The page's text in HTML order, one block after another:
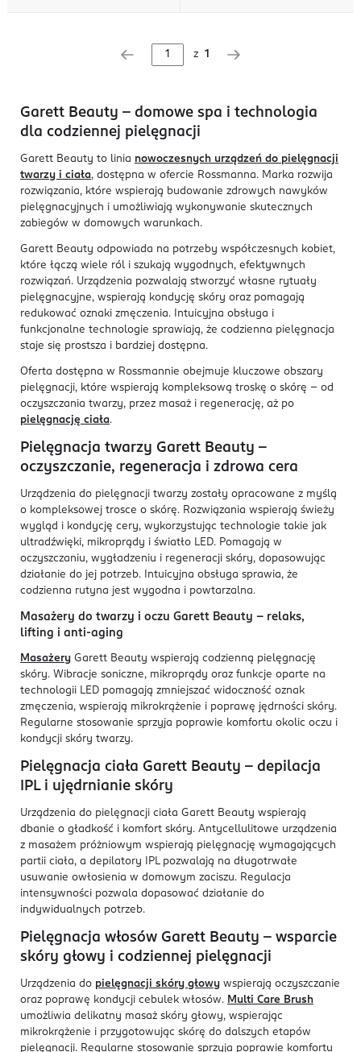
z 1
Garett Beauty – domowe spa i technologia
dla codziennej pielęgnacji
Garett Beauty to linia nowoczesnych urządzeń do pielęgnacji
twarzy i ciała, dostępna w ofercie Rossmanna. Marka rozwija
rozwiązania, które wspierają budowanie zdrowych nawyków
pielęgnacyjnych i umożliwiają wykonywanie skutecznych
zabiegów w domowych warunkach.
Garett Beauty odpowiada na potrzeby współczesnych kobiet,
które łączą wiele ról i szukają wygodnych, efektywnych
rozwiązań. Urządzenia pozwalają stworzyć własne rytuały
pielęgnacyjne, wspierają kondycję skóry oraz pomagają
redukować oznaki zmęczenia. Intuicyjna obsługa i
funkcjonalne technologie sprawiają, że codzienna pielęgnacja
staje się prostsza i bardziej dostępna.
Oferta dostępna w Rossmannie obejmuje kluczowe obszary
pielęgnacji, które wspierają kompleksową troskę o skórę – od
oczyszczania twarzy, przez masaż i regenerację, aż po
pielęgnację ciała.
Pielęgnacja twarzy Garett Beauty –
oczyszczanie, regeneracja i zdrowa cera
Urządzenia do pielęgnacji twarzy zostały opracowane z myślą
o kompleksowej trosce o skórę. Rozwiązania wspierają świeży
wygląd i kondycję cery, wykorzystując technologie takie jak
ultradźwięki, mikroprądy i światło LED. Pomagają w
oczyszczaniu, wygładzeniu i regeneracji skóry, dopasowując
działanie do jej potrzeb. Intuicyjna obsługa sprawia, że
codzienna rutyna jest wygodna i powtarzalna.
Masażery do twarzy i oczu Garett Beauty – relaks,
lifting i anti-aging
Masażery Garett Beauty wspierają codzienną pielęgnację
skóry. Wibracje soniczne, mikroprądy oraz funkcje oparte na
technologii LED pomagają zmniejszać widoczność oznak
zmęczenia, wspierają mikrokrążenie i poprawę jędrności skóry.
Regularne stosowanie sprzyja poprawie komfortu okolic oczu i
kondycji skóry twarzy.
Pielęgnacja ciała Garett Beauty – depilacja
IPL i ujędrnianie skóry
Urządzenia do pielęgnacji ciała Garett Beauty wspierają
dbanie o gładkość i komfort skóry. Antycellulitowe urządzenia
z masażem próżniowym wspierają pielęgnację wymagających
partii ciała, a depilatory IPL pozwalają na długotrwałe
usuwanie owłosienia w domowym zaciszu. Regulacja
intensywności pozwala dopasować działanie do
indywidualnych potrzeb.
Pielęgnacja włosów Garett Beauty – wsparcie
skóry głowy i codziennej pielęgnacji
Urządzenia do pielęgnacji skóry głowy wspierają oczyszczanie
oraz poprawę kondycji cebulek włosów. Multi Care Brush
umożliwia delikatny masaż skóry głowy, wspierając
mikrokrążenie i przygotowując skórę do dalszych etapów
pielęgnacji. Regularne stosowanie sprzyja poprawie komfortu